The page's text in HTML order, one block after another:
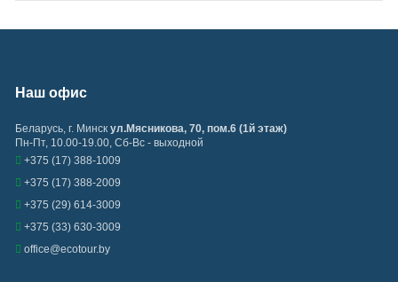
Наш офис
Беларусь, г. Минск ул.Мясникова, 70, пом.6 (1й этаж)
Пн-Пт, 10.00-19.00, Сб-Вс - выходной
+375 (17) 388-1009
+375 (17) 388-2009
+375 (29) 614-3009
+375 (33) 630-3009
office@ecotour.by